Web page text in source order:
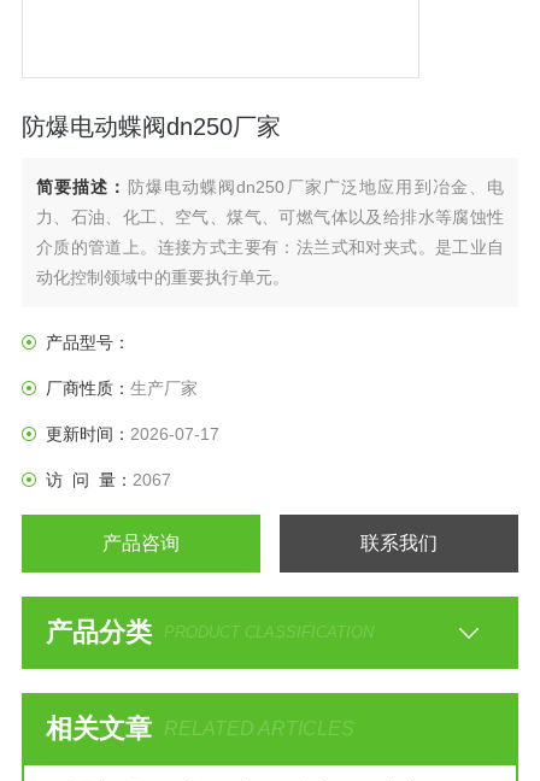
防爆电动蝶阀dn250厂家
简要描述： 防爆电动蝶阀dn250厂家广泛地应用到冶金、电
力、石油、化工、空气、煤气、可燃气体以及给排水等腐蚀性
介质的管道上。连接方式主要有：法兰式和对夹式。是工业自
动化控制领域中的重要执行单元。
产品型号：
厂商性质： 生产厂家
更新时间： 2026-07-17
访 问 量： 2067
产品咨询 联系我们
产品分类 PRODUCT CLASSIFICATION
相关文章 RELATED ARTICLES